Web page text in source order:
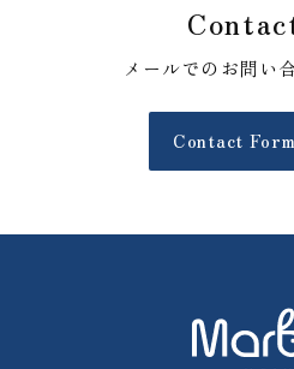
メールでのお問い
Contact Form